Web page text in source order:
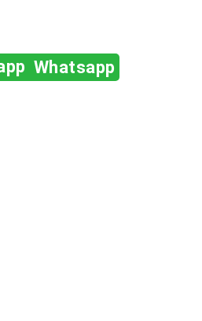
Whatsapp